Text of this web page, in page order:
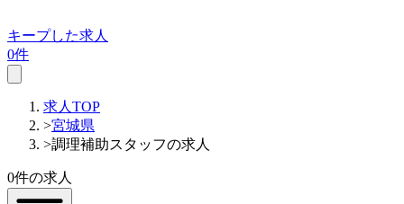
キープした求人
0件
求人TOP
>宮城県
>調理補助スタッフの求人
0件の求人